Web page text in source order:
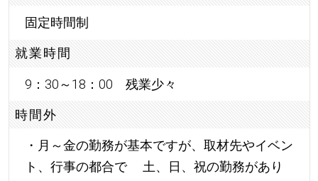
固定時間制
就業時間
9：30～18：00 残業少々
時間外
・月～金の勤務が基本ですが、取材先やイベン
ト、行事の都合で 土、日、祝の勤務があり